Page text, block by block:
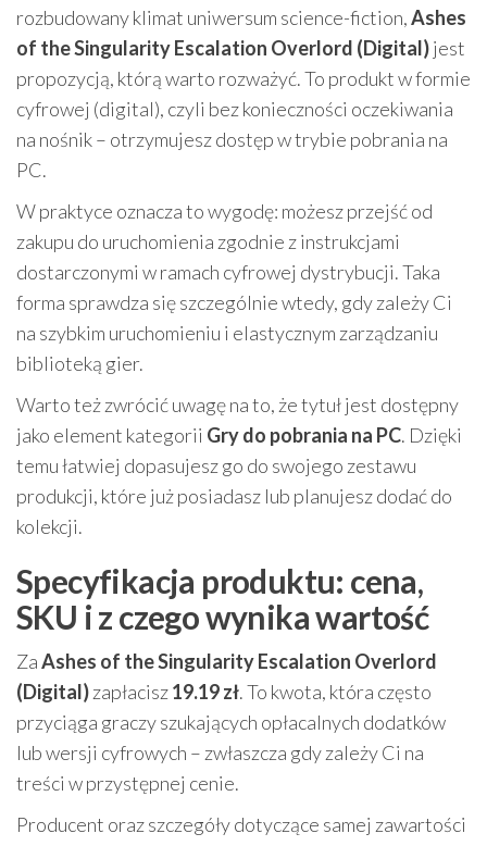
rozbudowany klimat uniwersum science-fiction,Ashes
of the Singularity Escalation Overlord (Digital)jest
propozycją, którą warto rozważyć. To produkt w formie
cyfrowej (digital), czyli bez konieczności oczekiwania
na nośnik – otrzymujesz dostęp w trybie pobrania na
PC.
W praktyce oznacza to wygodę: możesz przejść od
zakupu do uruchomienia zgodnie z instrukcjami
dostarczonymi w ramach cyfrowej dystrybucji. Taka
forma sprawdza się szczególnie wtedy, gdy zależy Ci
na szybkim uruchomieniu i elastycznym zarządzaniu
biblioteką gier.
Warto też zwrócić uwagę na to, że tytuł jest dostępny
jako element kategorii Gry do pobrania na PC. Dzięki
temu łatwiej dopasujesz go do swojego zestawu
produkcji, które już posiadasz lub planujesz dodać do
kolekcji.
Specyfikacja produktu: cena,
SKU i z czego wynika wartość
ZaAshes of the Singularity Escalation Overlord
(Digital)zapłacisz19.19 zł. To kwota, która często
przyciąga graczy szukających opłacalnych dodatków
lub wersji cyfrowych – zwłaszcza gdy zależy Ci na
treści w przystępnej cenie.
Producent oraz szczegóły dotyczące samej zawartości